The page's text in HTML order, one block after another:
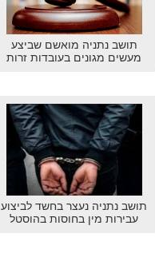
תושב נתניה מואשם שביצע
מעשים מגונים בעובדות זרות
תושב נתניה נעצר בחשד לביצוע
עבירות מין בחוסות בהוסטל